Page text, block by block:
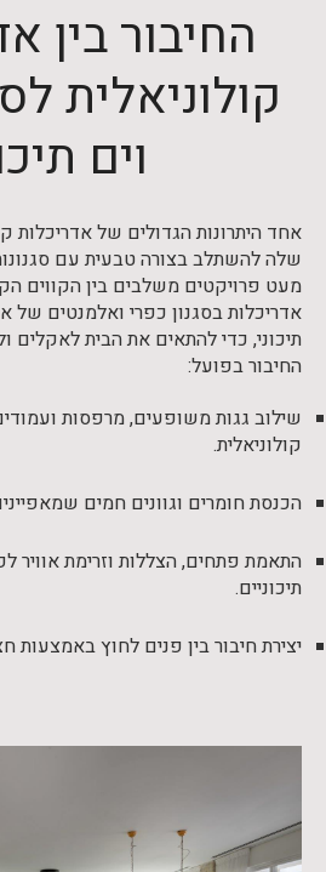
החיבור בין
קולוניאלית
וים
אחד היתרונות הגדולים של אדריכלות
שלה להשתלב בצורה טבעית עם
מעט פרויקטים משלבים בין הקווים
אדריכלות בסגנון כפרי ואלמנטים של
תיכוני, כדי להתאים את הבית לאקלים
החיבור בפועל:
שילוב גגות משופעים, מרפסות
קולוניאלית.
הכנסת חומרים וגוונים חמים
התאמת פתחים, הצללות וזרימת אוויר
תיכוניים.
יצירת חיבור בין פנים לחוץ באמצעות